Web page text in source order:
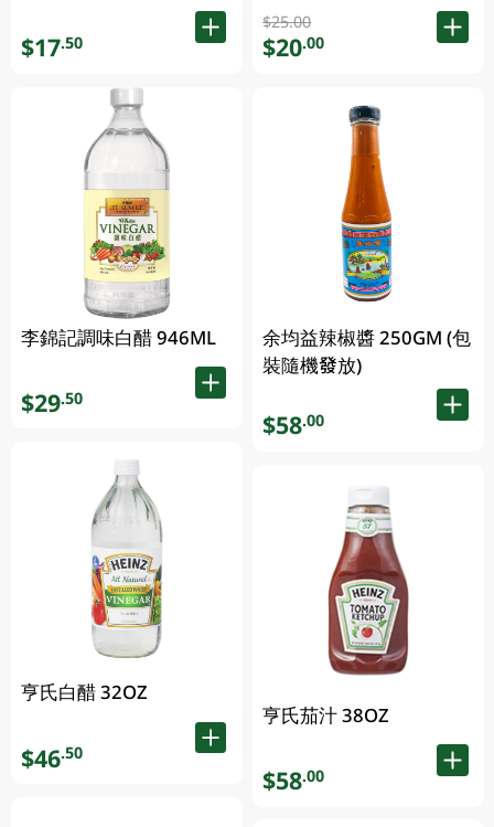
$17.50
李錦記調味白醋 946ML
$29.50
亨氏白醋 32OZ
$46.50
$25.00
$20.00
余均益辣椒醬 250GM (包
裝隨機發放)
$58.00
亨氏茄汁 38OZ
$58.00